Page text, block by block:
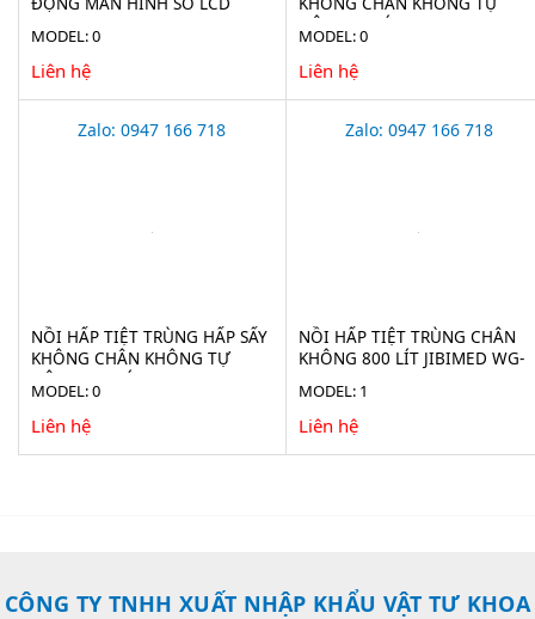
MODEL: 0
Liên hệ
ĐỘNG 75 LÍT JIBIMED LS-75HV
MODEL: 0
Liên hệ
Zalo: 0947 166 718
NỒI HẤP TIỆT TRÙNG HẤP SẤY
KHÔNG CHÂN KHÔNG TỰ
ĐỘNG 100 LÍT JIBIMED LS-
100HV
MODEL: 0
Liên hệ
Zalo: 0947 166 718
NỒI HẤP TIỆT TRÙNG CHÂN
KHÔNG 800 LÍT JIBIMED WG-
MODEL: 1
Liên hệ
CÔNG TY TNHH XUẤT NHẬP KHẨU VẬT TƯ KHOA